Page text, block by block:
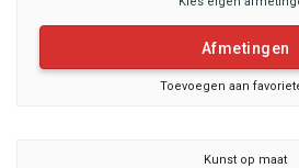
Afmetingen
Toevoegen aan
Kunst op maat